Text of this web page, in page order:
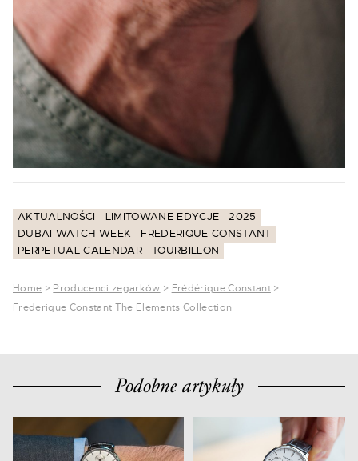
AKTUALNOŚCI LIMITOWANE EDYCJE
2025
DUBAI WATCH WEEK
FREDERIQUE CONSTANT
PERPETUAL CALENDAR
TOURBILLON
Home > Producenci zegarków > Frédérique Constant>
Frederique Constant The Elements Collection
Podobne artykuły